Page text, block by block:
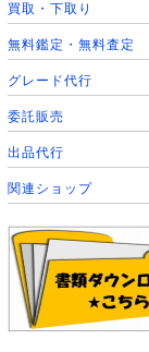
買取・下取り
無料鑑定・無料査定
グレード代行
委託販売
出品代行
関連ショップ